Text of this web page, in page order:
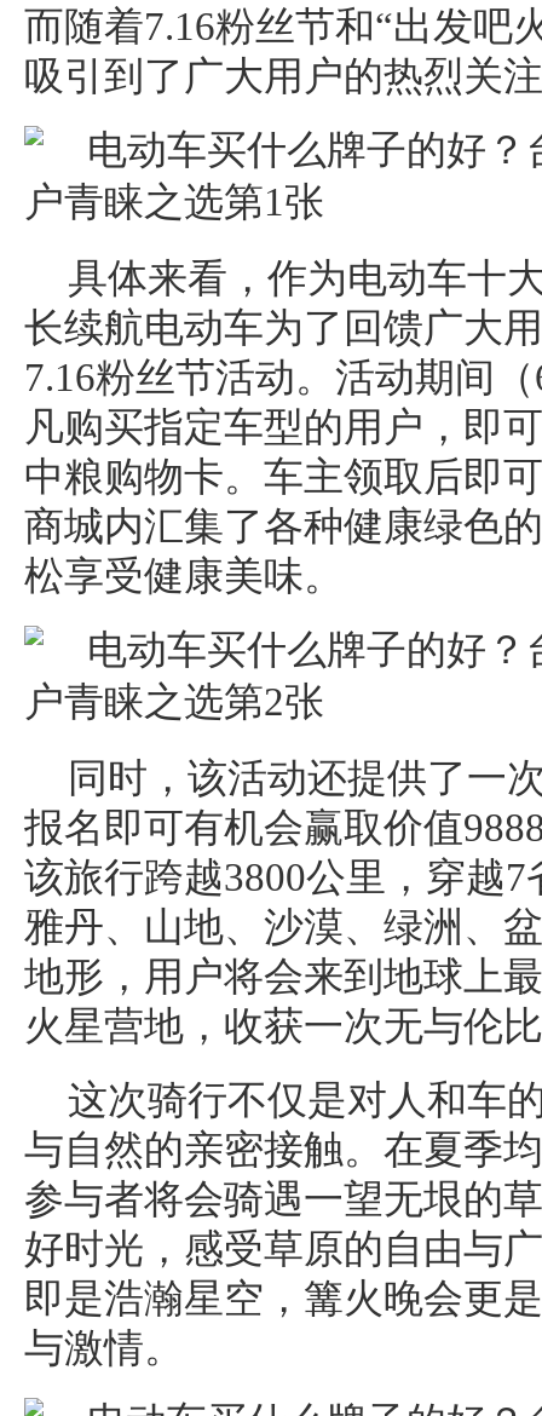
而随着7.16粉丝节和“出发吧
吸引到了广大用户的热烈关
具体来看，作为电动车十
长续航电动车为了回馈广大
7.16粉丝节活动。活动期间
凡购买指定车型的用户，即
中粮购物卡。车主领取后即
商城内汇集了各种健康绿色
松享受健康美味。
同时，该活动还提供了
报名即可有机会赢取价值
该旅行跨越3800公里，穿越
雅丹、山地、沙漠、绿洲、
地形，用户将会来到地球上
火星营地，收获一次无与伦
这次骑行不仅是对人和车
与自然的亲密接触。在夏季
参与者将会骑遇一望无垠的
好时光，感受草原的自由与
即是浩瀚星空，篝火晚会更
与激情。